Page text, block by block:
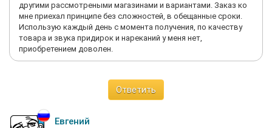
другими рассмотреными магазинами и вариантами. Заказ ко
мне приехал принципе без сложностей, в обещанные сроки.
Использую каждый день с момента получения, по качеству
товара и звука придирок и нареканий у меня нет,
приобретением доволен.
Ответить
Евгений